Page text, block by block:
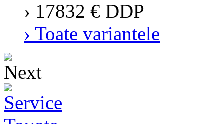
› 17832 € DDP
› Toate variantele